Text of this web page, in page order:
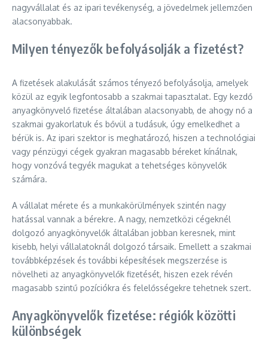
nagyvállalat és az ipari tevékenység, a jövedelmek jellemzően
alacsonyabbak.
Milyen tényezők befolyásolják a fizetést?
A fizetések alakulását számos tényező befolyásolja, amelyek
közül az egyik legfontosabb a szakmai tapasztalat. Egy kezdő
anyagkönyvelő fizetése általában alacsonyabb, de ahogy nő a
szakmai gyakorlatuk és bővül a tudásuk, úgy emelkedhet a
bérük is. Az ipari szektor is meghatározó, hiszen a technológiai
vagy pénzügyi cégek gyakran magasabb béreket kínálnak,
hogy vonzóvá tegyék magukat a tehetséges könyvelők
számára.
A vállalat mérete és a munkakörülmények szintén nagy
hatással vannak a bérekre. A nagy, nemzetközi cégeknél
dolgozó anyagkönyvelők általában jobban keresnek, mint
kisebb, helyi vállalatoknál dolgozó társaik. Emellett a szakmai
továbbképzések és további képesítések megszerzése is
növelheti az anyagkönyvelők fizetését, hiszen ezek révén
magasabb szintű pozíciókra és felelősségekre tehetnek szert.
Anyagkönyvelők fizetése: régiók közötti
különbségek